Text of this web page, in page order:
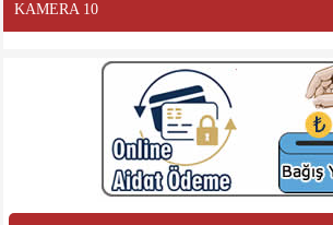
KAMERA 10